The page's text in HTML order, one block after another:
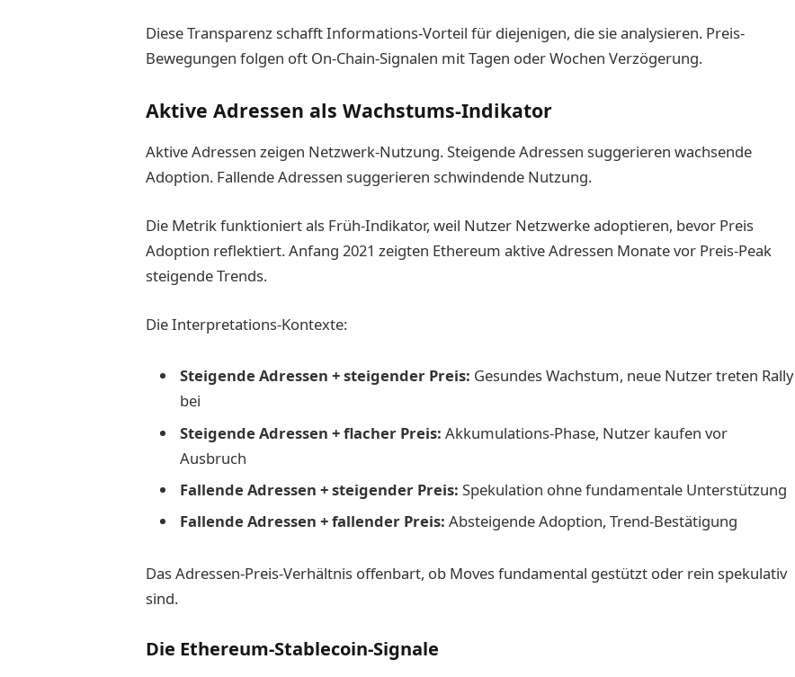
Diese Transparenz schafft Informations-Vorteil für diejenigen, die sie analysieren. Preis-
Bewegungen folgen oft On-Chain-Signalen mit Tagen oder Wochen Verzögerung.
Aktive Adressen als Wachstums-Indikator
Aktive Adressen zeigen Netzwerk-Nutzung. Steigende Adressen suggerieren wachsende
Adoption. Fallende Adressen suggerieren schwindende Nutzung.
Die Metrik funktioniert als Früh-Indikator, weil Nutzer Netzwerke adoptieren, bevor Preis
Adoption reflektiert. Anfang 2021 zeigten Ethereum aktive Adressen Monate vor Preis-Peak
steigende Trends.
Die Interpretations-Kontexte:
Steigende Adressen + steigender Preis: Gesundes Wachstum, neue Nutzer treten Rally
bei
Steigende Adressen + flacher Preis: Akkumulations-Phase, Nutzer kaufen vor
Ausbruch
Fallende Adressen + steigender Preis: Spekulation ohne fundamentale Unterstützung
Fallende Adressen + fallender Preis: Absteigende Adoption, Trend-Bestätigung
Das Adressen-Preis-Verhältnis offenbart, ob Moves fundamental gestützt oder rein spekulativ
sind.
Die Ethereum-Stablecoin-Signale